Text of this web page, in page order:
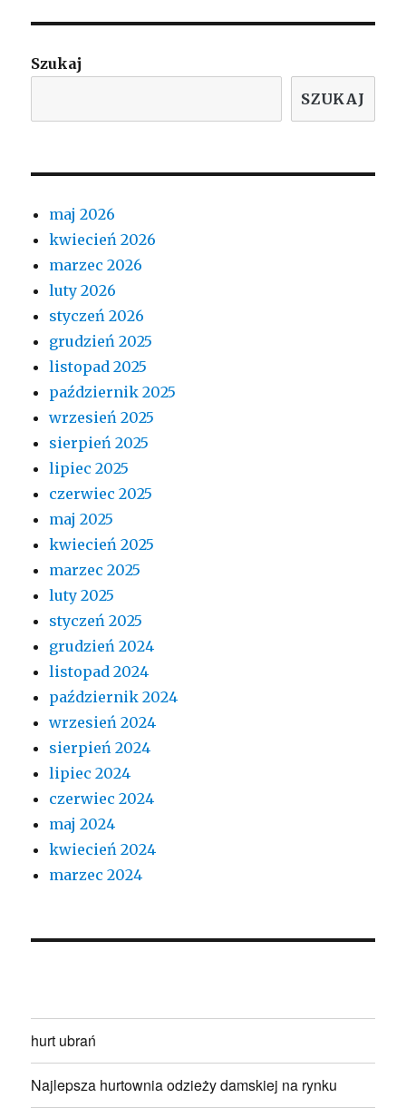
Szukaj
SZUKAJ
maj 2026
kwiecień 2026
marzec 2026
luty 2026
styczeń 2026
grudzień 2025
listopad 2025
październik 2025
wrzesień 2025
sierpień 2025
lipiec 2025
czerwiec 2025
maj 2025
kwiecień 2025
marzec 2025
luty 2025
styczeń 2025
grudzień 2024
listopad 2024
październik 2024
wrzesień 2024
sierpień 2024
lipiec 2024
czerwiec 2024
maj 2024
kwiecień 2024
marzec 2024
hurt ubrań
Najlepsza hurtownia odzieży damskiej na rynku